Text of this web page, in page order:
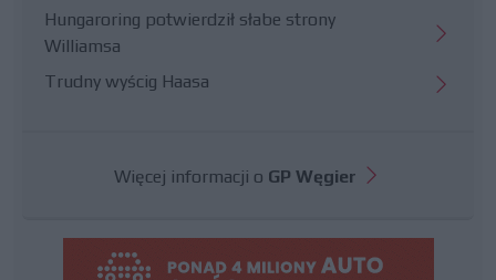
Hungaroring potwierdził słabe strony
Williamsa
Trudny wyścig Haasa
Więcej informacji o GP Węgier